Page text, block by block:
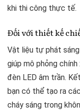
khi thi công thực tế.
Đối với thiết kế
Vật liệu tự phát
giúp mô phỏng
đèn LED âm trần.
bạn có thể tạo ra
cháy sáng trong